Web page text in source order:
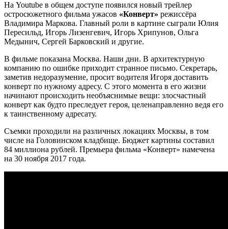
На Youtube в общем доступе появился новый трейлер
остросюжетного фильма ужасов «Конверт» режиссёра
Владимира Маркова. Главный роли в картине сыграли Юлия
Пересильд, Игорь Лизенгевич, Игорь Хрипунов, Ольга
Медынич, Сергей Барковский и другие.
В фильме показана Москва. Наши дни. В архитектурную
компанию по ошибке приходит странное письмо. Секретарь,
заметив недоразумение, просит водителя Игоря доставить
конверт по нужному адресу. С этого момента в его жизни
начинают происходить необъяснимые вещи: злосчастный
конверт как будто преследует героя, целенаправленно ведя его
к таинственному адресату.
Съемки проходили на различных локациях Москвы, в том
числе на Головинском кладбище. Бюджет картины составил
84 миллиона рублей. Премьера фильма «Конверт» намечена
на 30 ноября 2017 года.